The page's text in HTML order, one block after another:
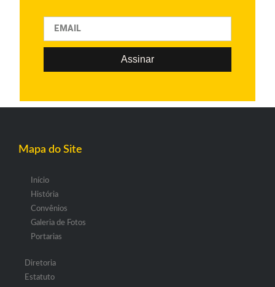
Assinar
Mapa do Site
Início
História
Convênios
Galeria de Fotos
Portarias
Diretoria
Estatuto